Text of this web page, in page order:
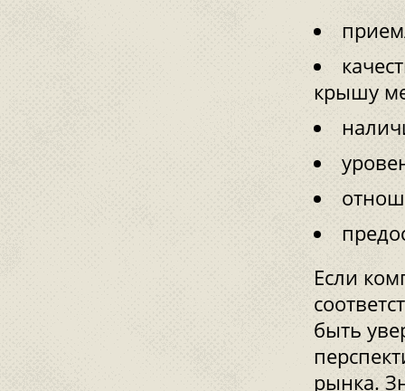
крышу
Если
быть
рынка.